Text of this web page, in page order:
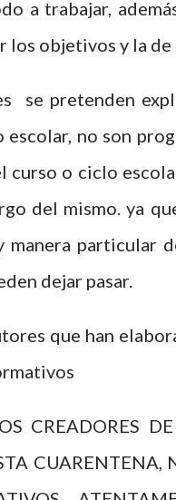
a trabajar,
los objetivos y la
se pretenden
no son
o ciclo
del mismo. ya
manera particular
dejar pasar.
que han
CREADORES
CUARENTENA,